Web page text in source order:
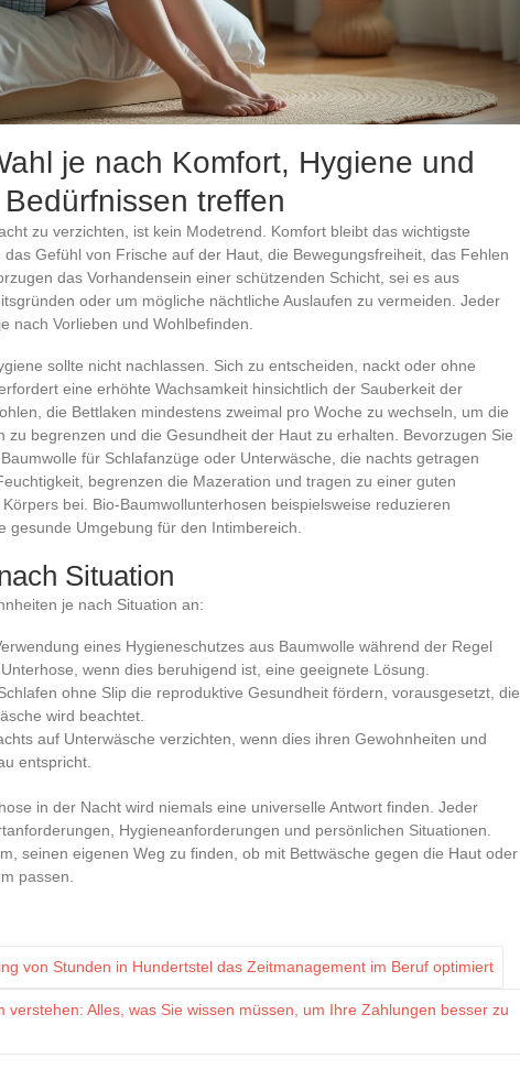
je nach Komfort, Hygiene und
treffen
zu verzichten, ist kein Modetrend. Komfort bleibt das wichtigste
Gefühl von Frische auf der Haut, die Bewegungsfreiheit, das Fehlen
das Vorhandensein einer schützenden Schicht, sei es aus
oder um mögliche nächtliche Auslaufen zu vermeiden. Jeder
nach Vorlieben und Wohlbefinden.
sollte nicht nachlassen. Sich zu entscheiden, nackt oder ohne
eine erhöhte Wachsamkeit hinsichtlich der Sauberkeit der
die Bettlaken mindestens zweimal pro Woche zu wechseln, um die
zu begrenzen und die Gesundheit der Haut zu erhalten. Bevorzugen Sie
für Schlafanzüge oder Unterwäsche, die nachts getragen
begrenzen die Mazeration und tragen zu einer guten
bei. Bio-Baumwollunterhosen beispielsweise reduzieren
gesunde Umgebung für den Intimbereich.
Situation
je nach Situation an:
eines Hygieneschutzes aus Baumwolle während der Regel
wenn dies beruhigend ist, eine geeignete Lösung.
ohne Slip die reproduktive Gesundheit fördern, vorausgesetzt, die
wird beachtet.
auf Unterwäsche verzichten, wenn dies ihren Gewohnheiten und
entspricht.
in der Nacht wird niemals eine universelle Antwort finden. Jeder
Hygieneanforderungen und persönlichen Situationen.
seinen eigenen Weg zu finden, ob mit Bettwäsche gegen die Haut oder
passen.
von Stunden in Hundertstel das Zeitmanagement im Beruf optimiert
verstehen: Alles, was Sie wissen müssen, um Ihre Zahlungen besser zu